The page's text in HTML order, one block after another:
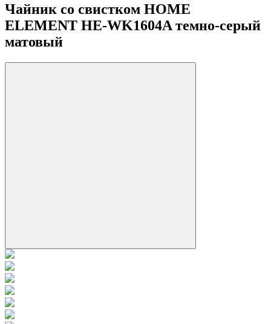
Чайник со свистком HOME
ELEMENT HE-WK1604A темно-серый
матовый